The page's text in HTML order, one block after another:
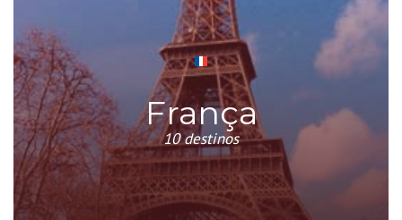
França
10 destinos